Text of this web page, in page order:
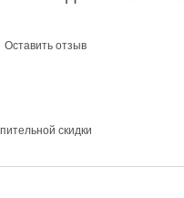
Оставить отзыв
скидки